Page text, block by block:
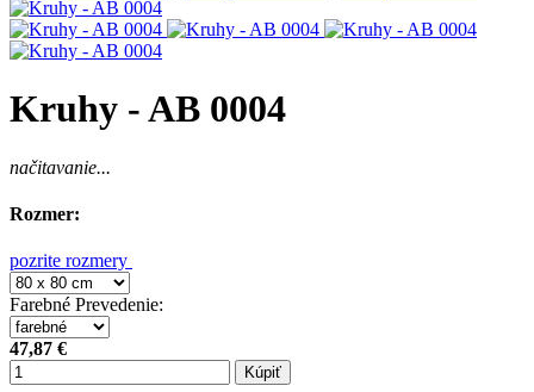
Kruhy - AB 0004
načitavanie...
Rozmer:
pozrite rozmery
Farebné Prevedenie:
47,87 €
Kúpiť